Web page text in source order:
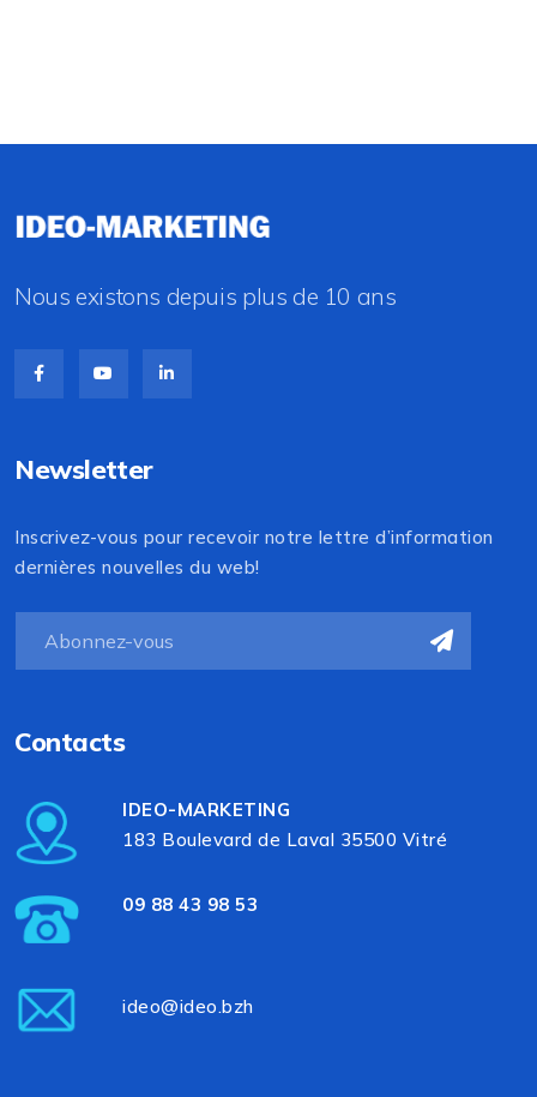
Nous existons depuis plus de 10 ans
Newsletter
Inscrivez-vous pour recevoir notre lettre d’information
dernières nouvelles du web!
Contacts
IDEO-MARKETING
183 Boulevard de Laval 35500 Vitré
09 88 43 98 53
ideo@ideo.bzh